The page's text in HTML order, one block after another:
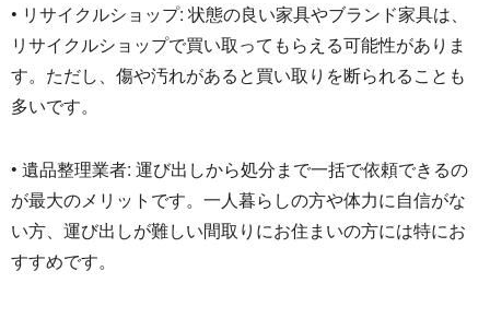
• リサイクルショップ: 状態の良い家具やブランド家具は、
リサイクルショップで買い取ってもらえる可能性がありま
す。 ただし、傷や汚れがあると買い取りを断られることも
多いです。
• 遺品整理業者: 運び出しから処分まで一括で依頼できるの
が最大のメリットです。 一人暮らしの方や体力に自信がな
い方、 運び出しが難しい間取りにお住まいの方には特にお
すすめです。